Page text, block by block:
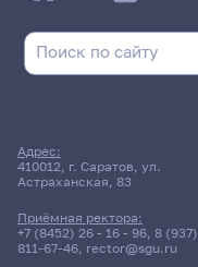
Адрес:
410012, г. Саратов, ул.
Астраханская, 83
Приёмная ректора:
+7 (8452) 26 - 16 - 96, 8 (937)
811-67-46, rector@sgu.ru